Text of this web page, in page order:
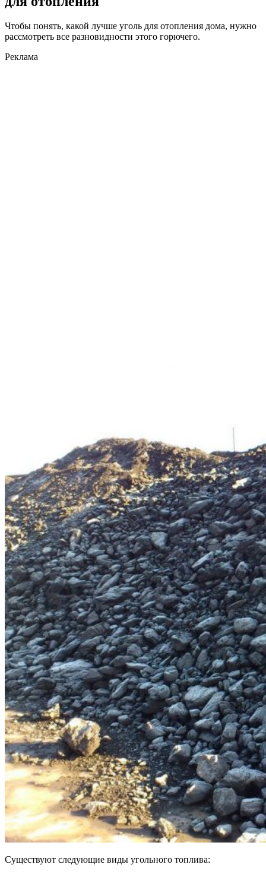
Чтобы понять, какой лучше уголь для отопления дома, нужно
рассмотреть все разновидности этого горючего.
Реклама
Существуют следующие виды угольного топлива: